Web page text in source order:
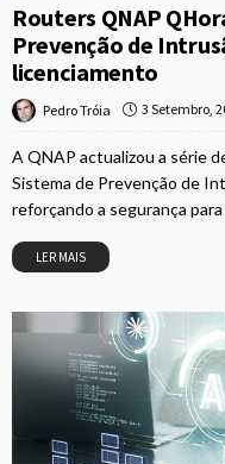
Routers QNAP
Prevenção de
licenciamento
Pedro Tróia 3 Setembro,
A QNAP actualizou a série
Sistema de Prevenção de
reforçando a segurança para
LER MAIS